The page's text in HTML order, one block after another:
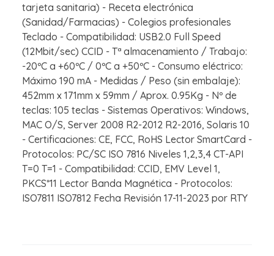
tarjeta sanitaria) - Receta electrónica
(Sanidad/Farmacias) - Colegios profesionales
Teclado - Compatibilidad: USB2.0 Full Speed
(12Mbit/sec) CCID - Tª almacenamiento / Trabajo:
-20ºC a +60ºC / 0ºC a +50ºC - Consumo eléctrico:
Máximo 190 mA - Medidas / Peso (sin embalaje):
452mm x 171mm x 59mm / Aprox. 0.95Kg - Nº de
teclas: 105 teclas - Sistemas Operativos: Windows,
MAC O/S, Server 2008 R2-2012 R2-2016, Solaris 10
- Certificaciones: CE, FCC, RoHS Lector SmartCard -
Protocolos: PC/SC ISO 7816 Niveles 1,2,3,4 CT-API
T=0 T=1 - Compatibilidad: CCID, EMV Level 1,
PKCS*11 Lector Banda Magnética - Protocolos:
ISO7811 ISO7812 Fecha Revisión 17-11-2023 por RTY